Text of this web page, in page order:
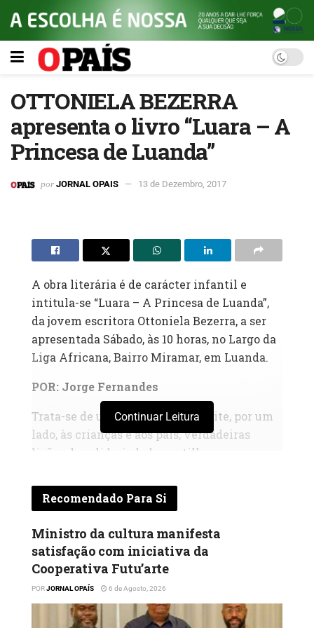
OTTONIELA BEZERRA
apresenta o livro “Luara – A
Princesa de Luanda”
por JORNAL OPAIS 13 de Dezembro, 2017
A obra literária é de carácter infantil e
intitula-se “Luara – A Princesa de Luanda”,
da jovem escritora Ottoniela Bezerra, a ser
apresentada Sábado, às 10 horas, no Largo da
Liga Africana, Bairro Miramar, em Luanda.
POR: Jorge Fernandes
Trata-se de uma obra que transmite, por um
lado, às crianças e aos pais, verdadeiras
lições de solidariedade, partilha e amor ao
obediência e demais valores morais. Por
outro lado, retrata as belezas naturais da
província de Luanda, com as respectivas
localizações. Na sua parte final, o livro
oferece um espaço para actividades em que
as crianças poderão, sobretudo as que ainda
cultura geral com a ajuda dos pais, irmãos,
Continuar Leitura
Recomendado Para Si
Ministro da cultura manifesta
satisfação com iniciativa da
Cooperativa Futu’arte
PORJORNAL OPAÍS 6 de Agosto, 2026